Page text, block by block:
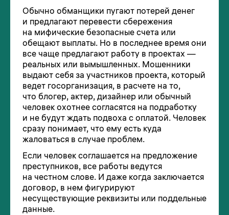
Обычно обманщики пугают потерей денег
и предлагают перевести сбережения
на мифические безопасные счета или
обещают выплаты. Но в последнее время они
все чаще предлагают работу в проектах —
реальных или вымышленных. Мошенники
выдают себя за участников проекта, который
ведет госорганизация, в расчете на то,
что блогер, актер, дизайнер или обычный
человек охотнее согласятся на подработку
и не будут ждать подвоха с оплатой. Человек
сразу понимает, что ему есть куда
жаловаться в случае проблем.
Если человек соглашается на предложение
преступников, все работы ведутся
на честном слове. И даже когда заключается
договор, в нем фигурируют
несуществующие реквизиты или поддельные
данные.